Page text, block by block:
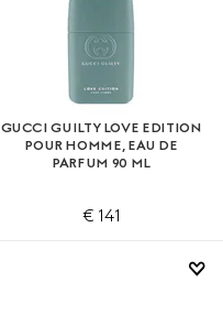
GUCCI GUILTY LOVE EDITION
POUR HOMME, EAU DE
PARFUM 90 ML
€ 141